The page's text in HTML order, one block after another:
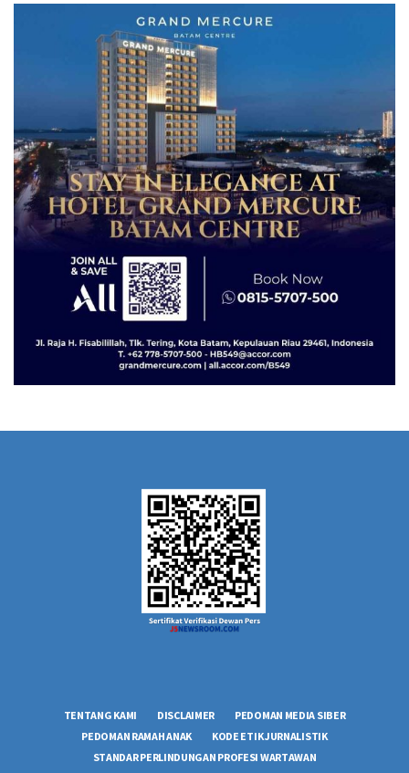
TENTANG KAMI DISCLAIMER
PEDOMAN MEDIA SIBER
PEDOMAN RAMAH ANAK
KODE ETIK JURNALISTIK
STANDAR PERLINDUNGAN PROFESI WARTAWAN